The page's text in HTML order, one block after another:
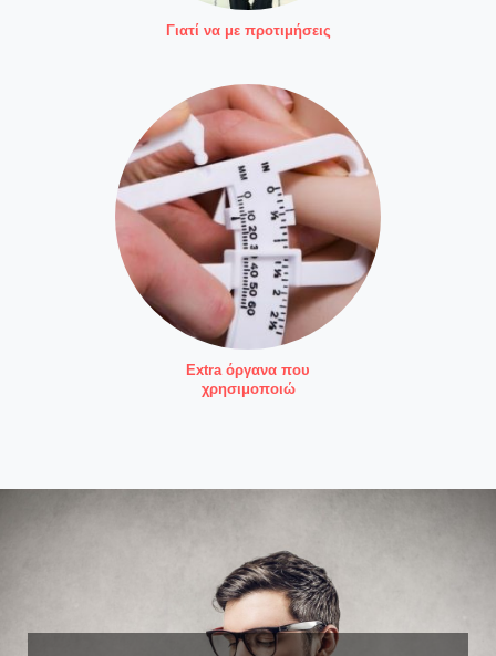
Γιατί να με προτιμήσεις
Extra όργανα που
χρησιμοποιώ